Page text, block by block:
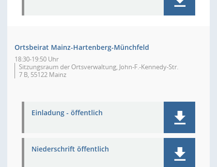
Ortsbeirat Mainz-Hartenberg-Münchfeld
18:30-19:50 Uhr
Sitzungsraum der Ortsverwaltung, John-F.-Kennedy-Str.
7 B, 55122 Mainz
Einladung - öffentlich
Niederschrift öffentlich